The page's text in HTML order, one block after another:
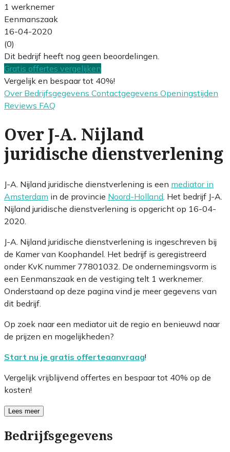
1 werknemer
Eenmanszaak
16-04-2020
(0)
Dit bedrijf heeft nog geen beoordelingen.
Gratis offertes vergelijken
Vergelijk en bespaar tot 40%!
Over Bedrijfsgegevens Contactgegevens Openingstijden
Reviews FAQ
Over J-A. Nijland
juridische dienstverlening
J-A. Nijland juridische dienstverlening is een mediator in
Amsterdam in de provincie Noord-Holland . Het bedrijf J-A.
Nijland juridische dienstverlening is opgericht op 16-04-
2020.
J-A. Nijland juridische dienstverlening is ingeschreven bij
de Kamer van Koophandel. Het bedrijf is geregistreerd
onder KvK nummer 77801032. De ondernemingsvorm is
een Eenmanszaak en de vestiging telt 1 werknemer.
Onderstaand op deze pagina vind je meer gegevens van
dit bedrijf.
Op zoek naar een mediator uit de regio en benieuwd naar
de prijzen en mogelijkheden?
Start nu je gratis offerteaanvraag!
Vergelijk vrijblijvend offertes en bespaar tot 40% op de
kosten!
Lees meer
Bedrijfsgegevens